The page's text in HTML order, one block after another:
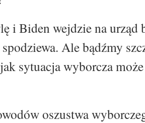
i Biden wejdzie na urząd
Ale bądźmy
sytuacja wyborcza
oszustwa